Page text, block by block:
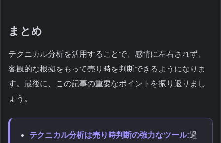
まとめ
テクニカル分析を活用することで、感情に左右されず、
客観的な根拠をもって売り時を判断できるようになりま
す。最後に、この記事の重要なポイントを振り返りまし
ょう。
テクニカル分析は売り時判断の強力なツール:過